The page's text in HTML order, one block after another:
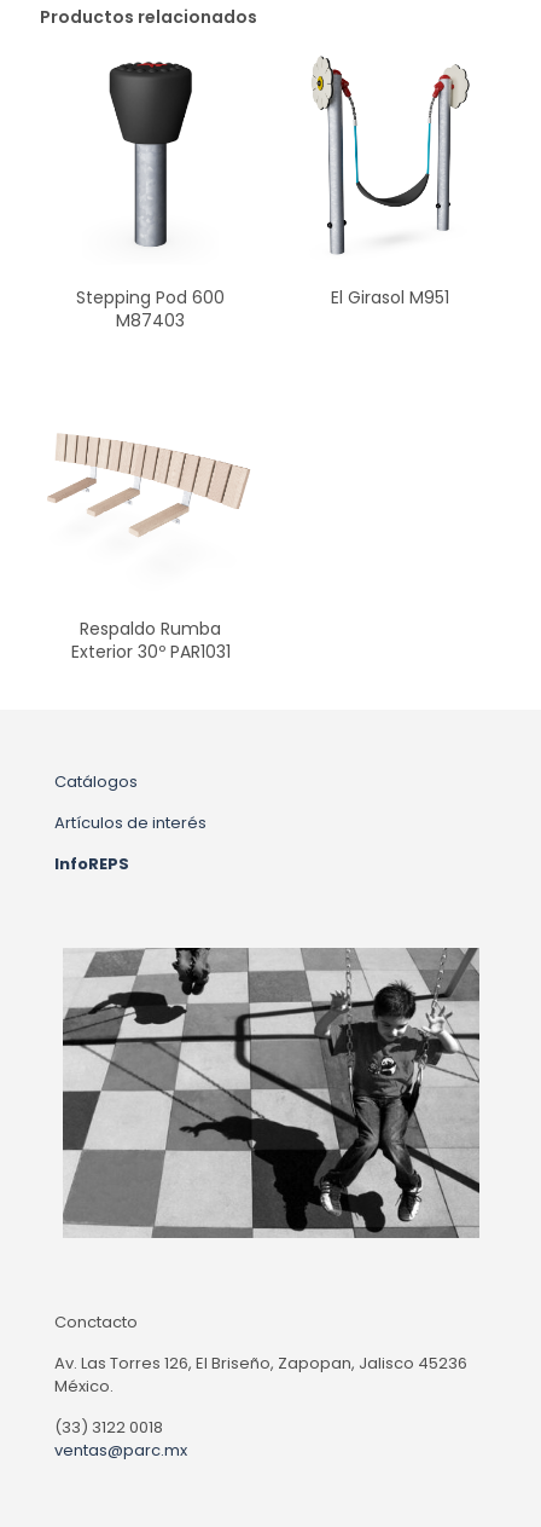
Productos relacionados
Stepping Pod 600
M87403
El Girasol M951
Respaldo Rumba
Exterior 30º PAR1031
Catálogos
Artículos de interés
InfoREPS
Conctacto
Av. Las Torres 126, El Briseño, Zapopan, Jalisco 45236
México.
(33) 3122 0018
ventas@parc.mx